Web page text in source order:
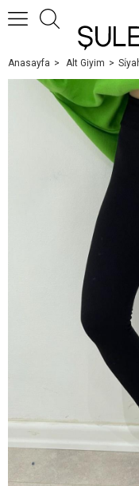
Üye Girişi
Anasayfa Alt Giyim